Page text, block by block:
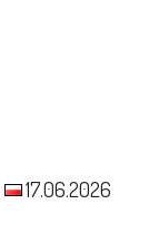
17.06.2026